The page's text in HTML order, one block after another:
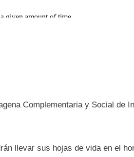
Complementaria y Social de
llevar sus hojas de vida en el